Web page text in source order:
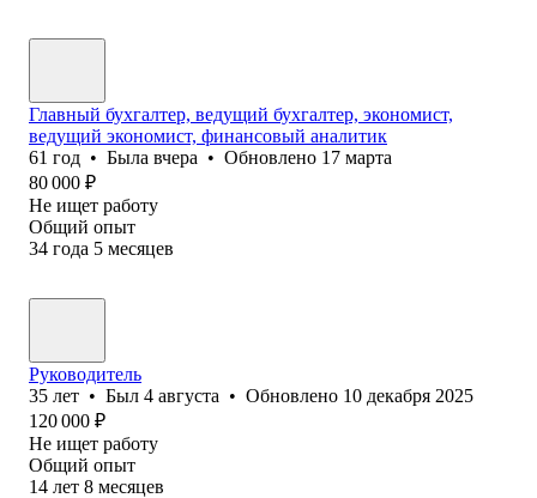
Главный бухгалтер, ведущий бухгалтер, экономист,
ведущий экономист, финансовый аналитик
61 год • Была вчера • Обновлено 17 марта
80 000 ₽
Не ищет работу
Общий опыт
34 года 5 месяцев
Руководитель
35 лет • Был 4 августа • Обновлено 10 декабря 2025
120 000 ₽
Не ищет работу
Общий опыт
14 лет 8 месяцев